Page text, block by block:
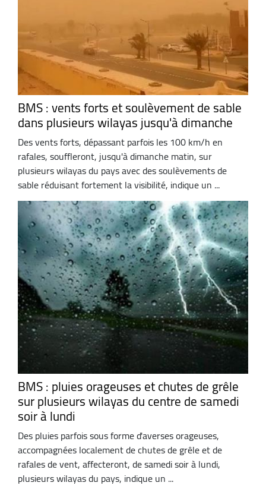
BMS : vents forts et soulèvement de sable
dans plusieurs wilayas jusqu'à dimanche
Des vents forts, dépassant parfois les 100 km/h en
rafales, souffleront, jusqu'à dimanche matin, sur
plusieurs wilayas du pays avec des soulèvements de
sable réduisant fortement la visibilité, indique un ...
BMS : pluies orageuses et chutes de grêle
sur plusieurs wilayas du centre de samedi
soir à lundi
Des pluies parfois sous forme d'averses orageuses,
accompagnées localement de chutes de grêle et de
rafales de vent, affecteront, de samedi soir à lundi,
plusieurs wilayas du pays, indique un ...